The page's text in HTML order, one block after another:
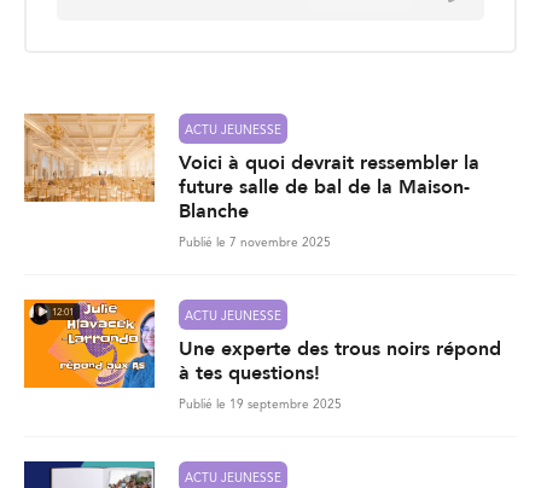
ACTU JEUNESSE
Voici à quoi devrait ressembler la
future salle de bal de la Maison-
Blanche
Publié le 7 novembre 2025
12:01 ACTU JEUNESSE
Une experte des trous noirs répond
à tes questions!
Publié le 19 septembre 2025
ACTU JEUNESSE